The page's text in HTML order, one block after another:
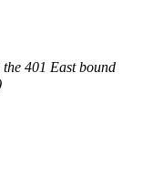
401 East bound